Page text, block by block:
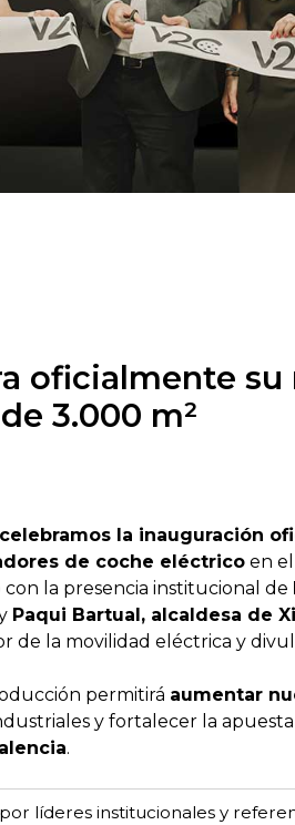
oficialmente
3.000 m²
celebramos la inauguración
de coche eléctricoen el
con la presencia institucional de
Paqui Bartual, alcaldesa de
de la movilidad eléctrica y
permitirá aumentar
y fortalecer la
.
líderes institucionales y